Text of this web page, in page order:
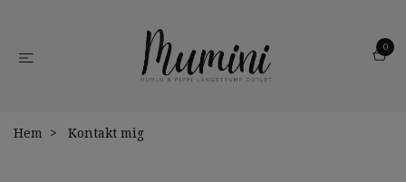
0
Hem Kontakt mig